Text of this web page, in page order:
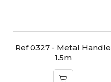
Ref 0327 - Metal Handle
1.5m